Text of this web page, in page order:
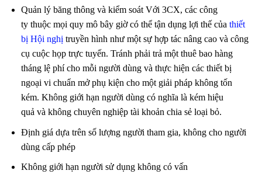
Quản lý băng thông và kiểm soát Với 3CX, các công
ty thuộc mọi quy mô bây giờ có thể tận dụng lợi thế của thiết
bị Hội nghị truyền hình như một sự hợp tác nâng cao và công
cụ cuộc họp trực tuyến. Tránh phải trả một thuê bao hàng
tháng lệ phí cho mỗi người dùng và thực hiện các thiết bị
ngoại vi chuẩn mở phụ kiện cho một giải pháp không tốn
kém. Không giới hạn người dùng có nghĩa là kém hiệu
quả và không chuyên nghiệp tài khoản chia sẻ loại bỏ.
Định giá dựa trên số lượng người tham gia, không cho người
dùng cấp phép
Không giới hạn người sử dụng không có vấn